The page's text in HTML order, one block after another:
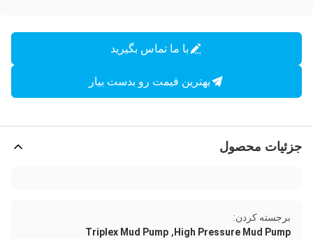
با ما تماس بگیرید
بهترین قیمت رو بدست بیار
جزئیات محصول
برجسته کردن:
High Pressure Mud Pump
,
Triplex Mud Pump